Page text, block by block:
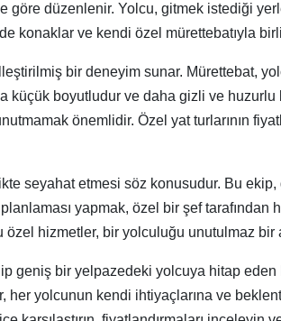
göre düzenlenir. Yolcu, gitmek istediği
konaklar ve kendi özel mürettebatıyla
bir deneyim sunar. Mürettebat,
küçük boyutludur ve daha gizli ve
önemlidir. Özel yat turlarının
seyahat etmesi söz konusudur. Bu
yapmak, özel bir şef
hizmetler, bir yolculuğu unutulmaz
geniş bir yelpazedeki yolcuya hitap
yolcunun kendi ihtiyaçlarına ve